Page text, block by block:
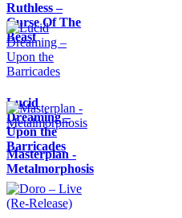
Ruthless –
Curse Of The
Beast
Lucid
Dreaming –
Upon the
Barricades
Masterplan -
Metalmorphosis